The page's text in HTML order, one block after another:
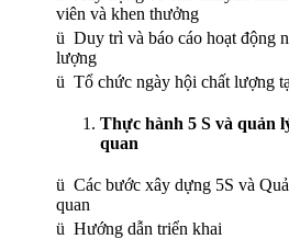
viên và khen thưởng
ü Duy trì và báo cáo hoạt động
lượng
ü Tổ chức ngày hội chất lượng
Thực hành 5 S và quản
quan
ü Các bước xây dựng 5S và
quan
ü Hướng dẫn triển khai